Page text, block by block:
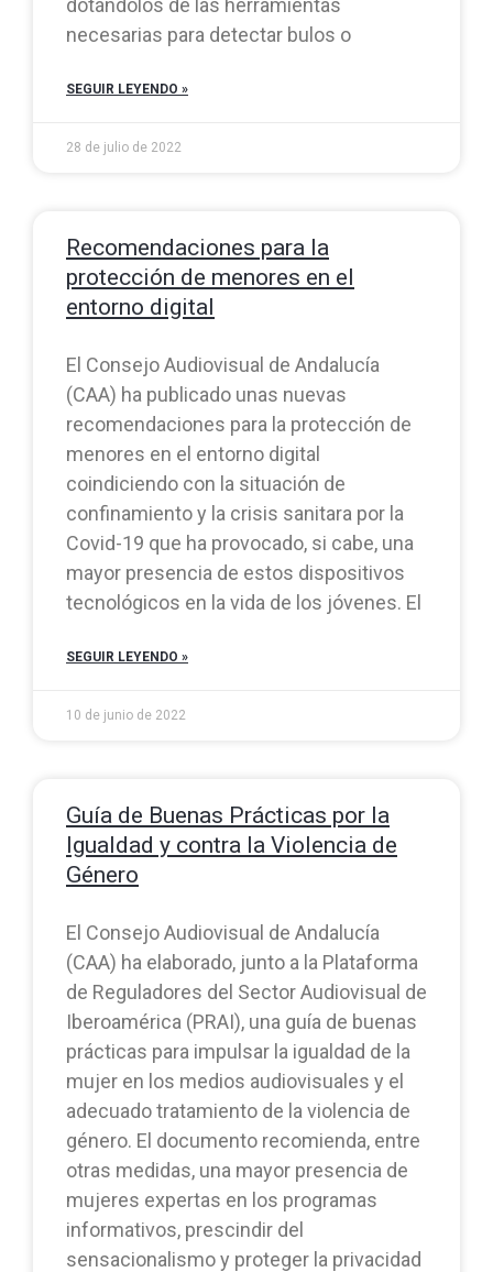
necesarias para detectar bulos o
SEGUIR LEYENDO »
28 de julio de 2022
Recomendaciones para la
protección de menores en el
entorno digital
El Consejo Audiovisual de Andalucía
(CAA) ha publicado unas nuevas
recomendaciones para la protección de
menores en el entorno digital
coindiciendo con la situación de
confinamiento y la crisis sanitara por la
Covid-19 que ha provocado, si cabe, una
mayor presencia de estos dispositivos
tecnológicos en la vida de los jóvenes. El
SEGUIR LEYENDO »
10 de junio de 2022
Guía de Buenas Prácticas por la
Igualdad y contra la Violencia de
Género
El Consejo Audiovisual de Andalucía
(CAA) ha elaborado, junto a la Plataforma
de Reguladores del Sector Audiovisual de
Iberoamérica (PRAI), una guía de buenas
prácticas para impulsar la igualdad de la
mujer en los medios audiovisuales y el
adecuado tratamiento de la violencia de
género. El documento recomienda, entre
otras medidas, una mayor presencia de
mujeres expertas en los programas
informativos, prescindir del
sensacionalismo y proteger la privacidad